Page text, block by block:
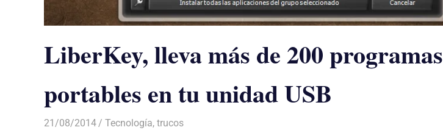
LiberKey, lleva más de 200 programas
portables en tu unidad USB
21/08/2014 Luis Castellanos
Tecnología,trucos